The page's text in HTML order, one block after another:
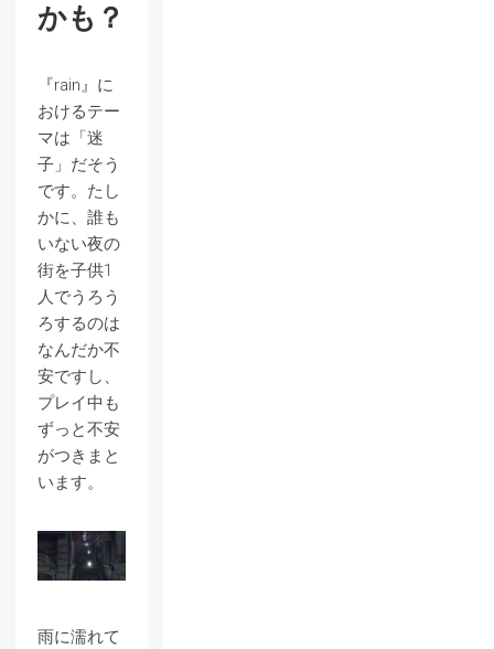
かも？
『rain』に
おけるテー
マは「迷
子」だそう
です。たし
かに、誰も
いない夜の
街を子供1
人でうろう
ろするのは
なんだか不
安ですし、
プレイ中も
ずっと不安
がつきまと
います。
雨に濡れて